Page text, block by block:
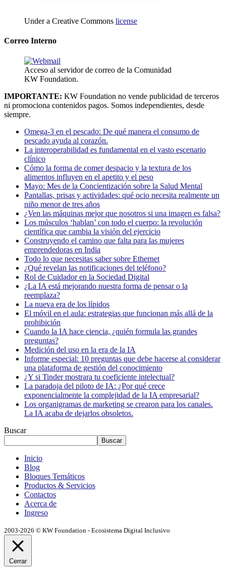
Under a Creative Commons license
Correo Interno
Acceso al servidor de correo de la Comunidad
KW Foundation.
IMPORTANTE: KW Foundation no vende publicidad de terceros
ni promociona contenidos pagos. Somos independientes, desde
siempre.
Omega-3 en el pescado: De qué manera el consumo de
pescado ayuda al corazón.
La interoperabilidad es fundamental en el vasto escenario
clínico
Cómo la forma de comer despacio y la textura de los
alimentos influyen en el apetito y el peso
Mayo: Mes de la Concientización sobre la Salud Mental
Pantallas, prisas y actividades: qué ocio necesita realmente un
niño menor de tres años
¿Ven las máquinas mejor que nosotros si una imagen es falsa?
Los músculos ‘hablan’ con todo el cuerpo: la revolución
científica que cambia la visión del ejercicio
Construyendo el camino que falta para las mujeres
emprendedoras en India
Todo lo que necesitas saber sobre Ethernet
¿Qué revelan las notificaciones del teléfono?
Rol de Cuidador en la Sociedad Digital
¿La IA está mejorando nuestra forma de pensar o la
reemplaza?
La nueva era de los lípidos
El móvil en el aula: estrategias que funcionan más allá de la
prohibición
Cuando la IA hace ciencia, ¿quién formula las grandes
preguntas?
Medición del uso en la era de la IA
Informe especial: 10 preguntas que debe hacerse al considerar
una plataforma de gestión del conocimiento
¿Y si Tinder mostrara tu coeficiente intelectual?
La paradoja del piloto de IA: ¿Por qué crece
exponencialmente la complejidad de la IA empresarial?
Los organigramas de marketing se crearon para los canales.
La IA acaba de dejarlos obsoletos.
Buscar
Buscar
Inicio
Blog
Bloques Temáticos
Productos & Servicios
Contactos
Acerca de
Ingreso
2003-2026 © KW Foundation - Ecosistema Digital Inclusivo
Cerrar